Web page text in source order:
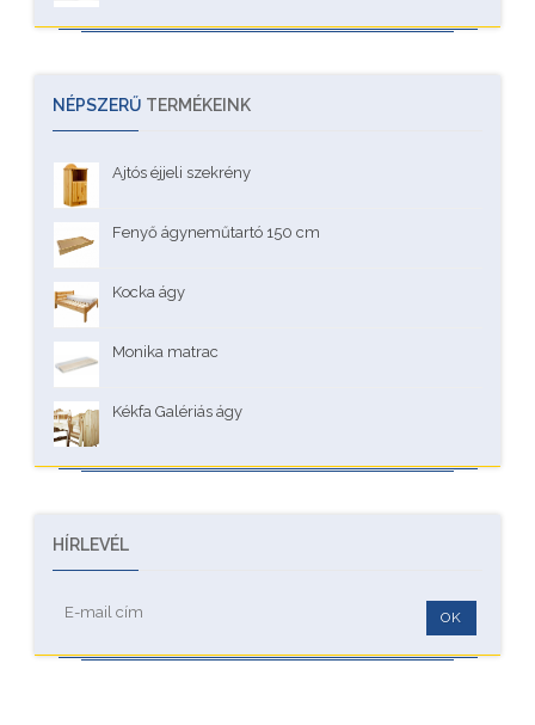
NÉPSZERŰ TERMÉKEINK
Ajtós éjjeli szekrény
Fenyő ágyneműtartó 150 cm
Kocka ágy
Monika matrac
Kékfa Galériás ágy
HÍRLEVÉL
OK